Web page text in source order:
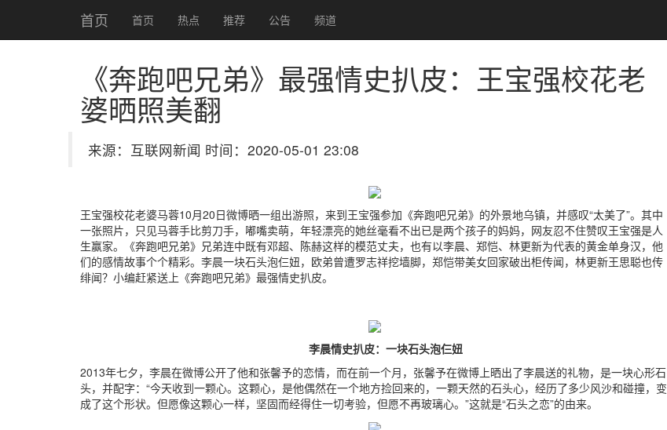
首页 首页 热点 推荐 公告 频道
《奔跑吧兄弟》最强情史扒皮：王宝强校花老
婆晒照美翻
来源：互联网新闻 时间：2020-05-01 23:08
王宝强校花老婆马蓉10月20日微博晒一组出游照，来到王宝强参加《奔跑吧兄弟》的外景地乌镇，并感叹“太美了”。其中
一张照片，只见马蓉手比剪刀手，嘟嘴卖萌，年轻漂亮的她丝毫看不出已是两个孩子的妈妈，网友忍不住赞叹王宝强是人
生赢家。《奔跑吧兄弟》兄弟连中既有邓超、陈赫这样的模范丈夫，也有以李晨、郑恺、林更新为代表的黄金单身汉，他
们的感情故事个个精彩。李晨一块石头泡仨妞，欧弟曾遭罗志祥挖墙脚，郑恺带美女回家破出柜传闻，林更新王思聪也传
绯闻？小编赶紧送上《奔跑吧兄弟》最强情史扒皮。
李晨情史扒皮：一块石头泡仨妞
2013年七夕，李晨在微博公开了他和张馨予的恋情，而在前一个月，张馨予在微博上晒出了李晨送的礼物，是一块心形石
头，并配字：“今天收到一颗心。这颗心，是他偶然在一个地方捡回来的，一颗天然的石头心，经历了多少风沙和碰撞，变
成了这个形状。但愿像这颗心一样，坚固而经得住一切考验，但愿不再玻璃心。”这就是“石头之恋”的由来。